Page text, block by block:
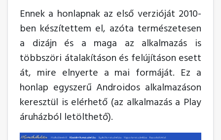
Ennek a honlapnak az első verzióját 2010-
ben készítettem el, azóta természetesen
a dizájn és a maga az alkalmazás is
többszöri átalakításon és felújításon esett
át, mire elnyerte a mai formáját. Ez a
honlap egyszerű Androidos alkalmazáson
keresztül is elérhető (az alkalmazás a Play
áruházból letölthető).